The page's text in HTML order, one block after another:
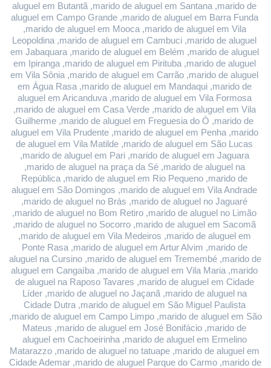
aluguel em Butantã ,marido de aluguel em Santana ,marido de
aluguel em Campo Grande ,marido de aluguel em Barra Funda
,marido de aluguel em Mooca ,marido de aluguel em Vila
Leopoldina ,marido de aluguel em Cambuci ,marido de aluguel
em Jabaquara ,marido de aluguel em Belém ,marido de aluguel
em Ipiranga ,marido de aluguel em Pirituba ,marido de aluguel
em Vila Sônia ,marido de aluguel em Carrão ,marido de aluguel
em Água Rasa ,marido de aluguel em Mandaqui ,marido de
aluguel em Aricanduva ,marido de aluguel em Vila Formosa
,marido de aluguel em Casa Verde ,marido de aluguel em Vila
Guilherme ,marido de aluguel em Freguesia do Ó ,marido de
aluguel em Vila Prudente ,marido de aluguel em Penha ,marido
de aluguel em Vila Matilde ,marido de aluguel em São Lucas
,marido de aluguel em Pari ,marido de aluguel em Jaguara
,marido de aluguel na praça da Sé ,marido de aluguel na
República ,marido de aluguel em Rio Pequeno ,marido de
aluguel em São Domingos ,marido de aluguel em Vila Andrade
,marido de aluguel no Brás ,marido de aluguel no Jaguaré
,marido de aluguel no Bom Retiro ,marido de aluguel no Limão
,marido de aluguel no Socorro ,marido de aluguel em Sacomã
,marido de aluguel em Vila Medeiros ,marido de aluguel em
Ponte Rasa ,marido de aluguel em Artur Alvim ,marido de
aluguel na Cursino ,marido de aluguel em Tremembé ,marido de
aluguel em Cangaíba ,marido de aluguel em Vila Maria ,marido
de aluguel na Raposo Tavares ,marido de aluguel em Cidade
Líder ,marido de aluguel no Jaçanã ,marido de aluguel na
Cidade Dutra ,marido de aluguel em São Miguel Paulista
,marido de aluguel em Campo Limpo ,marido de aluguel em São
Mateus ,marido de aluguel em José Bonifácio ,marido de
aluguel em Cachoeirinha ,marido de aluguel em Ermelino
Matarazzo ,marido de aluguel no tatuape ,marido de aluguel em
Cidade Ademar ,marido de aluguel Parque do Carmo ,marido de